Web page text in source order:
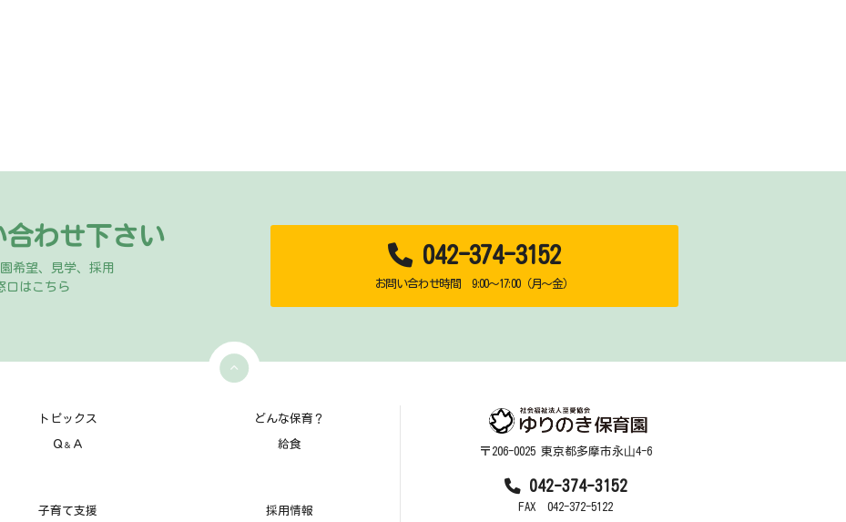
合わせ下さい
希望、見学、採用
口はこちら
042-374-3152
お問い合わせ時間 9:00～17:00（月～金）
トピックス どんな保育？
Ｑ ＆ Ａ 給食
子育て支援 採用情報
〒206-0025 東京都多摩市永⼭4-6
042-374-3152
FAX 042-372-5122